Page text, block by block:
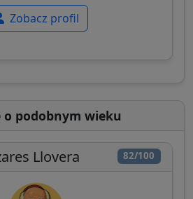
Zobacz profil
o podobnym wieku
82/100
Llovera